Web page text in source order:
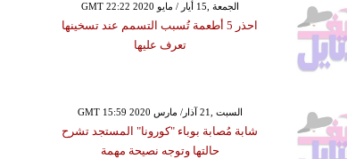
GMT 22:22 2020 الجمعة ,15 أيار / مايو
احذر 5 أطعمة تُسبب التسمم عند تسخينها
تعرف عليها
GMT 15:59 2020 السبت ,21 آذار/ مارس
شابة مُصابة بوباء "كورونا" المستجد تشرح
حالتها وتوجه نصيحة مهمة